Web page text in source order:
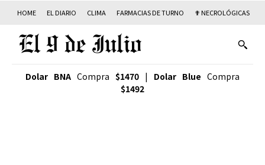
HOME EL DIARIO CLIMA FARMACIAS DE TURNO ✟ NECROLÓGICAS
Dolar BNA Compra $1470 | Dolar Blue Compra
$1492